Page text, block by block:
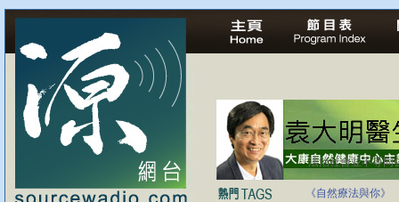
法治社會並不等同
自家教育合法化-
《自然療法與你》